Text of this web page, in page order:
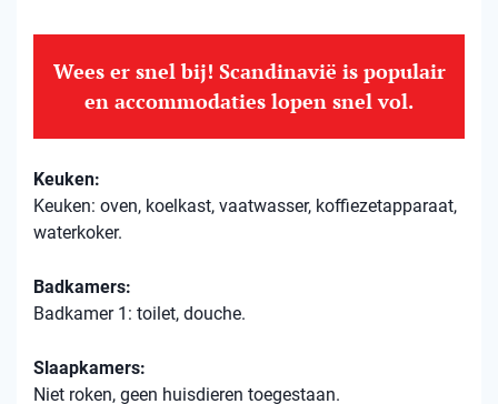
Wees er snel bij! Scandinavië is populair
en accommodaties lopen snel vol.
Keuken:
Keuken: oven, koelkast, vaatwasser, koffiezetapparaat,
waterkoker.
Badkamers:
Badkamer 1: toilet, douche.
Slaapkamers:
Niet roken, geen huisdieren toegestaan.